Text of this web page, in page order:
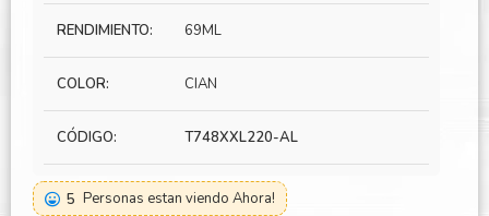
RENDIMIENTO: 69ML
COLOR: CIAN
CÓDIGO: T748XXL220-AL
5 Personas estan viendo Ahora!